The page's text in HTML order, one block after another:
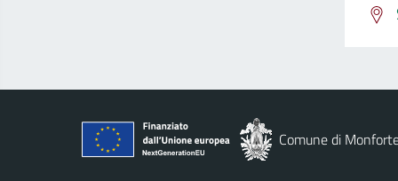
Comune di